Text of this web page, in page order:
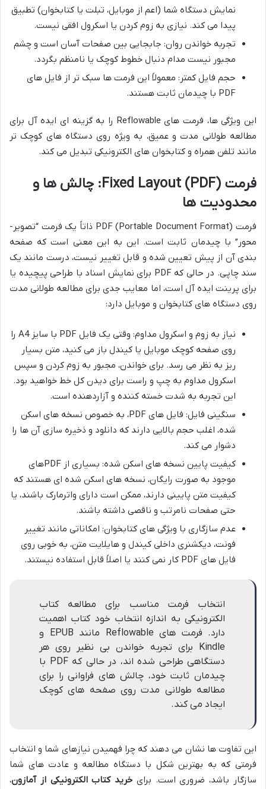
نمایش دستگاه شما (اعم از موبایل، تبلت یا کتابخوان) تطبیق
پیدا می کند. نیازی به زوم کردن یا اسکرول افقی نیست.
تجربه خواندن روان: جابجایی بین صفحات آسان است و چشم
مجبور نیست مدام دنبال خطوط کوچک یا نامنظم بگردد.
حجم فایل کمتر: معمولاً این فرمت ها سبک تر از فایل های
PDF با چیدمان ثابت هستند.
این ویژگی ها، فرمت های Reflowable را به گزینه ای ایده آل برای
مطالعه طولانی مدت و عمیق، به ویژه روی دستگاه های کوچک تر
مانند تلفن همراه و کتابخوان های الکترونیکی تبدیل می کند.
فرمت Fixed Layout (PDF): چالش ها و
محدودیت ها
فرمت PDF (Portable Document Format) ذاتاً یک فرمت “تصویر-
محور” با چیدمان ثابت است. این به این معنی است که صفحه
بندی آن از پیش تعیین شده و قابل تغییر نیست، درست مانند یک
سند چاپی. در حالی که PDF برای نمایش اسناد با طراحی پیچیده یا
برای پرینت ایده آل است، اما معایب جدی برای مطالعه طولانی مدت
روی دستگاه های کتابخوان و موبایل دارد:
نیاز به زوم و اسکرول مداوم: وقتی یک فایل PDF با سایز A4 را
روی صفحه کوچک موبایل یا کیندل باز می کنید، متن بسیار
ریز به نظر می رسد. برای خواندن، مجبور به زوم کردن و سپس
اسکرول مداوم به چپ و راست برای دیدن کل خط خواهید بود.
این تجربه به شدت خسته کننده و آزاردهنده است.
سنگینی فایل: فایل های PDF، به خصوص نسخه های اسکن
شده، اغلب حجم بالایی دارند که دانلود و ذخیره سازی آن ها را
دشوار می کند.
کیفیت پایین نسخه های اسکن شده: بسیاری از PDFهای
موجود به صورت رایگان، نسخه های اسکن شده ای هستند که
کیفیت متن پایینی دارند، ممکن است دارای واترمارک باشند، یا
حتی صفحات نامرتب و ناقصی داشته باشند.
عدم سازگاری با ویژگی های کتابخوان: امکاناتی مانند تغییر
فونت، دیکشنری داخلی کیندل و هایلایت متن، به خوبی روی
فایل های PDF کار نمی کنند یا اصلاً قابل استفاده نیستند.
انتخاب فرمت مناسب برای مطالعه کتاب
الکترونیکی به اندازه انتخاب خود کتاب اهمیت
دارد. فرمت های Reflowable مانند EPUB و
Kindle برای تجربه خواندن بی نظیر روی هر
دستگاهی طراحی شده اند، در حالی که PDF با
چیدمان ثابت خود، چالش های فراوانی را برای
مطالعه طولانی مدت روی صفحه های کوچک
ایجاد می کند.
این تفاوت ها نشان می دهند که چرا فهمیدن نیازهای شما و انتخاب
فرمتی که به بهترین شکل با دستگاه مطالعه و عادت های شما
سازگار باشد، ضروری است. برای خرید کتاب الکترونیکی از آمازون،